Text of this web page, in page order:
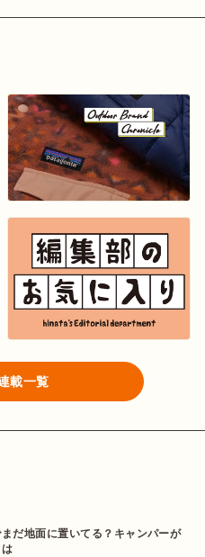
載一覧
だ地面に置いてる？キャンパーが
員登録
索
オンライン
ショップ